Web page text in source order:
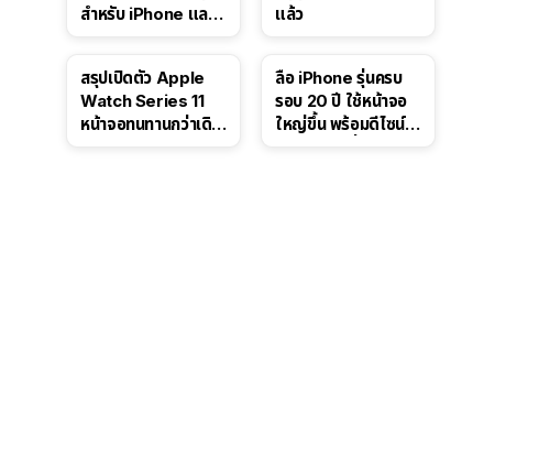
สำหรับ iPhone และ
แล้ว
สรุปเปิดตัว Apple
Watch Series 11
หน้าจอทนทานกว่าเดิม
ลือ iPhone รุ่นครบ
รอบ 20 ปี ใช้หน้าจอ
ใหญ่ขึ้น พร้อมดีไซน์ไร้